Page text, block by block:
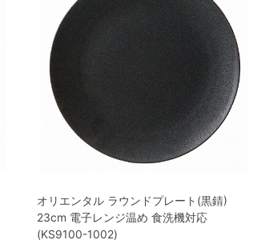
オリエンタル ラウンドプレート(黒錆)
23cm 電子レンジ温め 食洗機対応
(KS9100-1002)